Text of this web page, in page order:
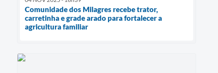
Comunidade dos Milagres recebe trator,
carretinha e grade arado para fortalecer a
agricultura familiar